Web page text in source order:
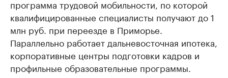
программа трудовой мобильности, по которой
квалифицированные специалисты получают до 1
млн руб. при переезде в Приморье.
Параллельно работает дальневосточная ипотека,
корпоративные центры подготовки кадров и
профильные образовательные программы.